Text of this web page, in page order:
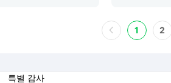
1 2
특별 감사